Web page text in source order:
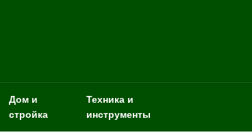
Дом и
стройка
Техника и
инструменты